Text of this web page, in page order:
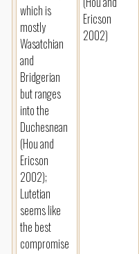
which is
mostly
Wasatchian
and
Bridgerian
but ranges
into the
Duchesnean
(Hou and
Ericson
2002);
Lutetian
seems like
the best
compromise
Ericson
2002)